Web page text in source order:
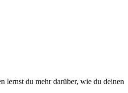
lernst du mehr darüber, wie du deinen